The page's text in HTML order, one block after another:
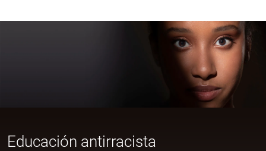
Educación antirracista